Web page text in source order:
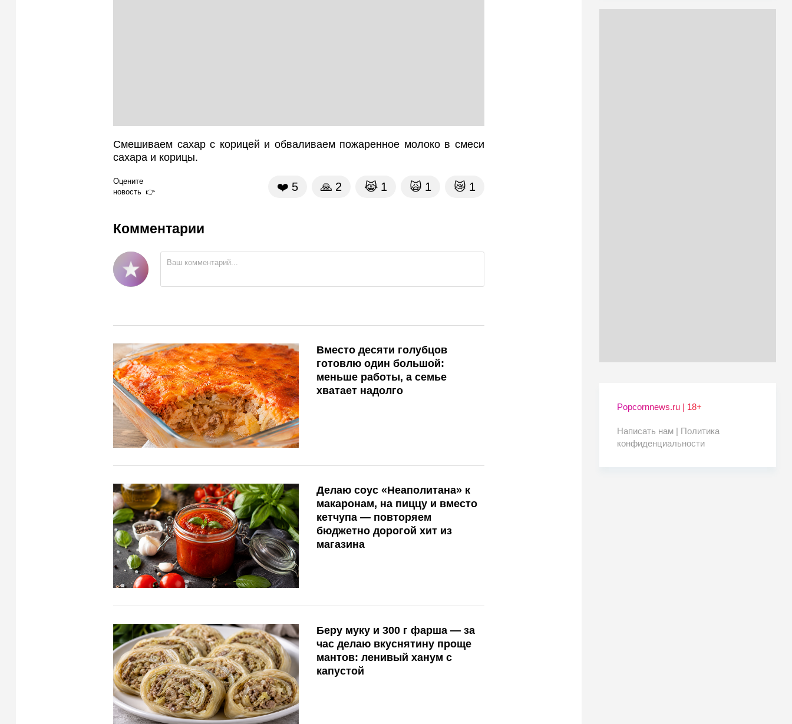
Смешиваем сахар с корицей и обваливаем пожаренное молоко в смеси
сахара и корицы.
Оцените
новость
❤️ 5 🙏 2 😹 1 🙀 1 😿 1
Комментарии
Вместо десяти голубцов
готовлю один большой:
меньше работы, а семье
хватает надолго
Делаю соус «Неаполитана» к
макаронам, на пиццу и вместо
кетчупа — повторяем
бюджетно дорогой хит из
магазина
Беру муку и 300 г фарша — за
час делаю вкуснятину проще
мантов: ленивый ханум с
капустой
Popcornnews.ru | 18+
Написать нам | Политика
конфиденциальности